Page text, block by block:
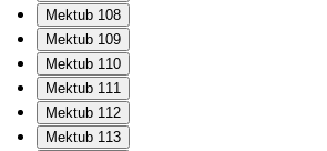
Mektub 108
Mektub 109
Mektub 110
Mektub 111
Mektub 112
Mektub 113